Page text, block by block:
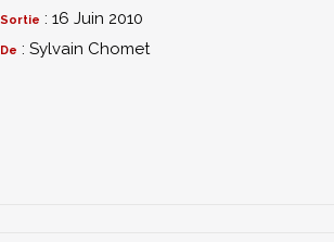
Sortie : 16 Juin 2010
De : Sylvain Chomet